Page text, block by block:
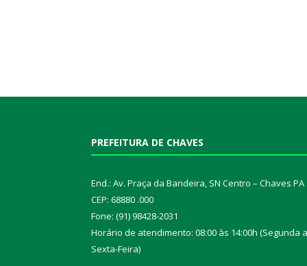
PREFEITURA DE CHAVES
End.: Av. Praça da Bandeira, SN Centro – Chaves PA
CEP: 68880 .000
Fone: (91) 98428-2031
Horário de atendimento: 08:00 às 14:00h (Segunda a
Sexta-Feira)